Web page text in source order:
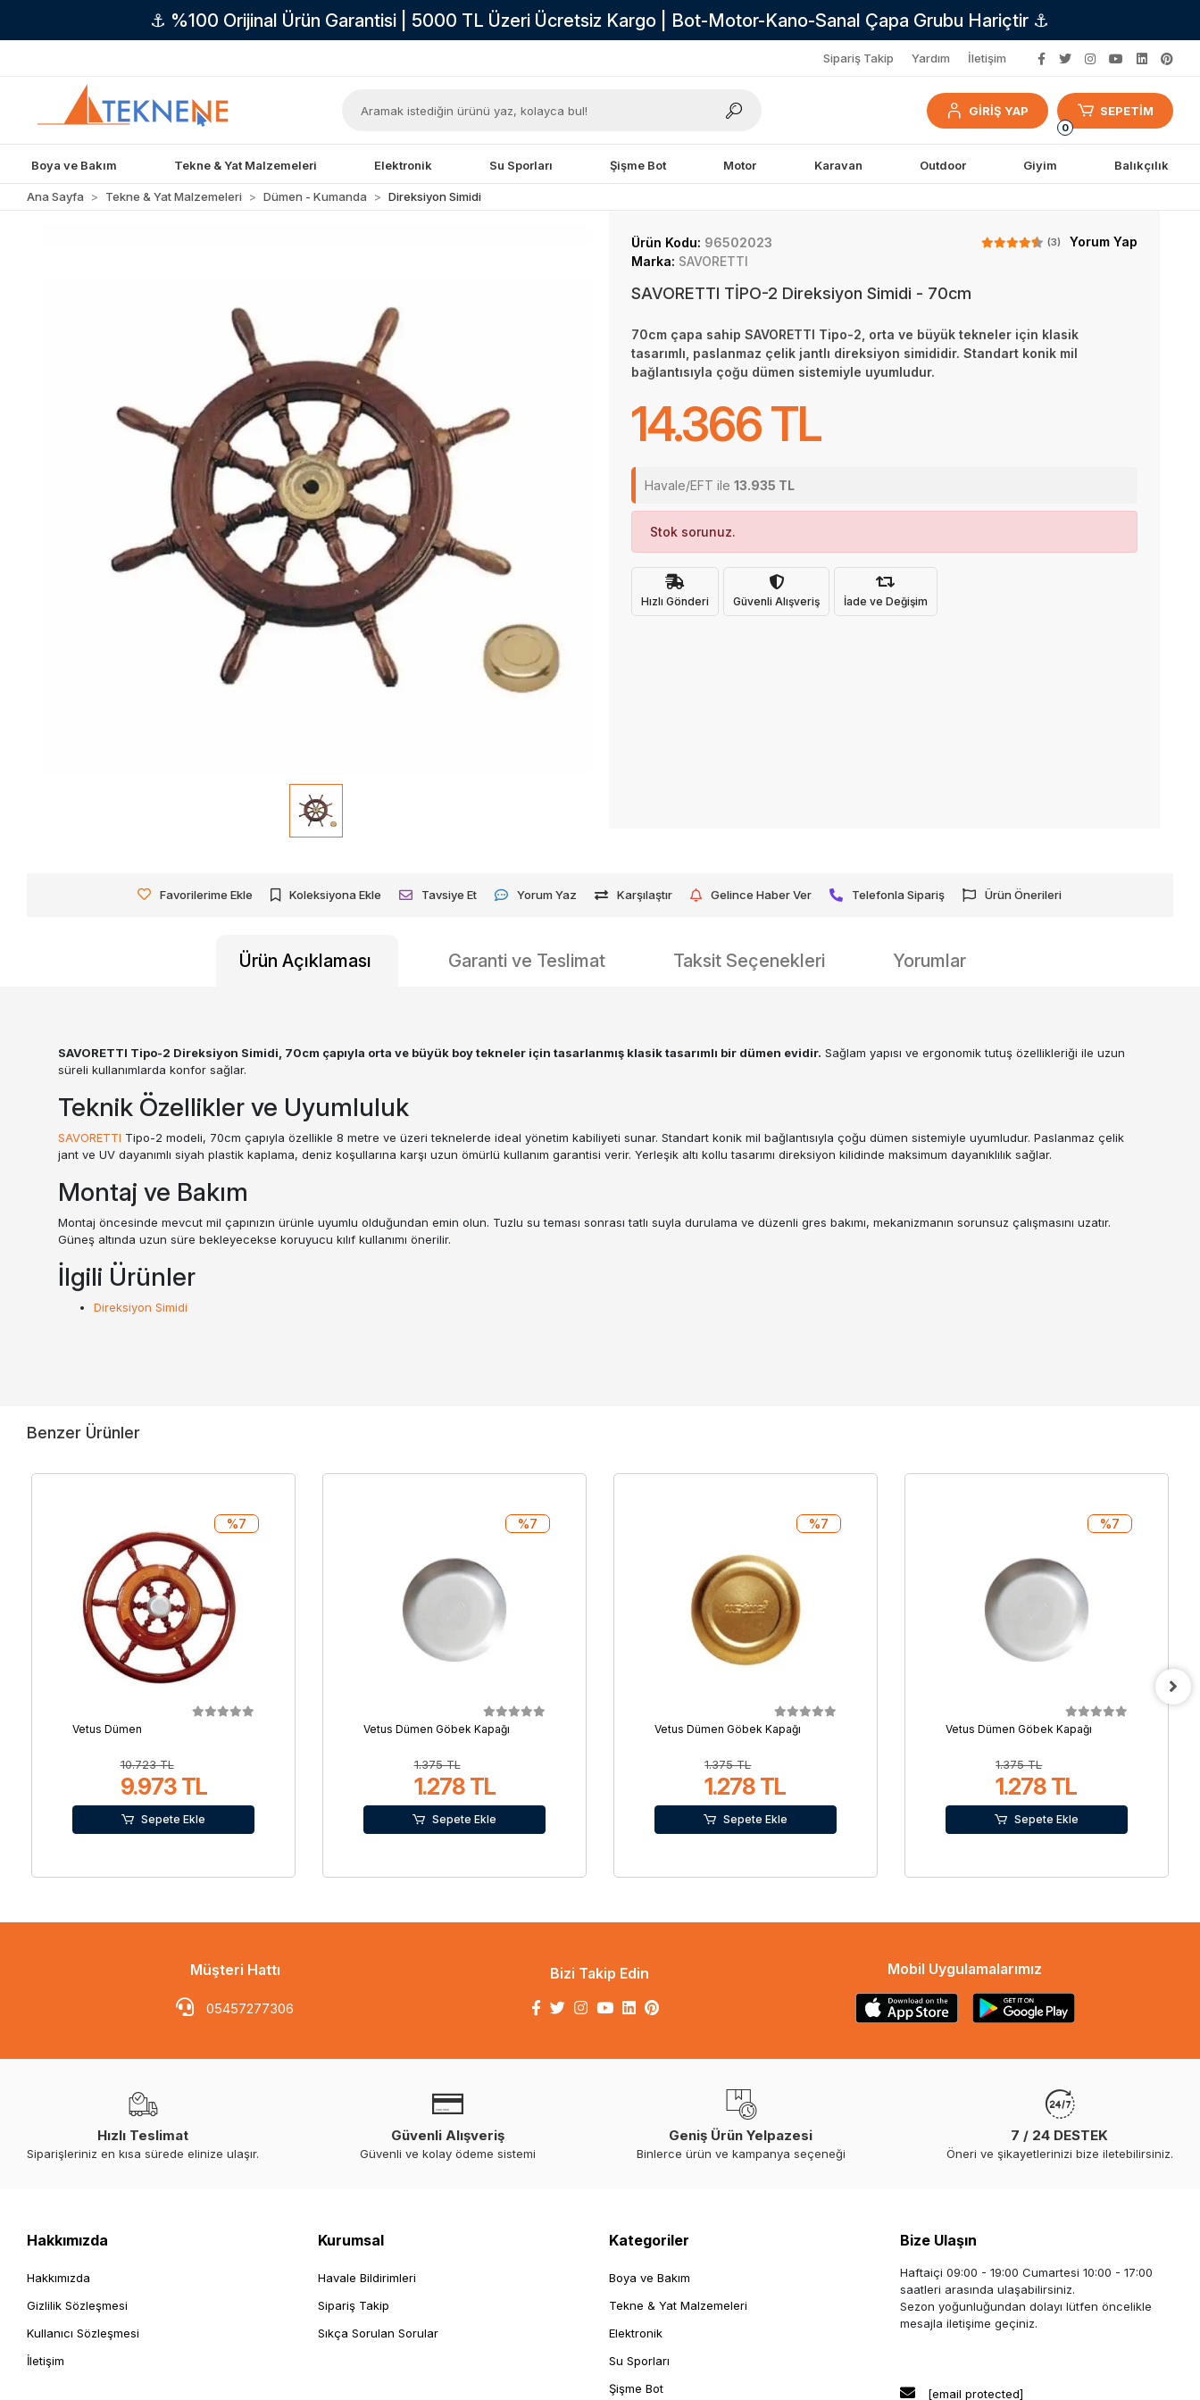
⚓ %100 Orijinal Ürün Garantisi | 5000 TL Üzeri Ücretsiz Kargo | Bot-Motor-Kano-Sanal Çapa Grubu Hariçtir ⚓
Sipariş Takip Yardım İletişim
GİRİŞ YAP
0
SEPETİM
Boya ve Bakım Tekne & Yat Malzemeleri Elektronik Su Sporları Şişme Bot Motor Karavan Outdoor Giyim Balıkçılık
Ana Sayfa Tekne & Yat Malzemeleri Dümen - Kumanda Direksiyon Simidi
Ürün Kodu: 96502023 (3)
Yorum Yap
Marka: SAVORETTI
SAVORETTI TİPO-2 Direksiyon Simidi - 70cm
70cm çapa sahip SAVORETTI Tipo-2, orta ve büyük tekneler için klasik
tasarımlı, paslanmaz çelik jantlı direksiyon simididir. Standart konik mil
bağlantısıyla çoğu dümen sistemiyle uyumludur.
14.366 TL
Havale/EFT ile 13.935 TL
Stok sorunuz.
Hızlı Gönderi Güvenli Alışveriş İade ve Değişim
Favorilerime Ekle Koleksiyona Ekle Tavsiye Et Yorum Yaz Karşılaştır Gelince Haber Ver Telefonla Sipariş Ürün Önerileri
Ürün Açıklaması Garanti ve Teslimat Taksit Seçenekleri Yorumlar
SAVORETTI Tipo-2 Direksiyon Simidi, 70cm çapıyla orta ve büyük boy tekneler için tasarlanmış klasik tasarımlı bir dümen evidir. Sağlam yapısı ve ergonomik tutuş özellikleriği ile uzun
süreli kullanımlarda konfor sağlar.
Teknik Özellikler ve Uyumluluk
SAVORETTI Tipo-2 modeli, 70cm çapıyla özellikle 8 metre ve üzeri teknelerde ideal yönetim kabiliyeti sunar. Standart konik mil bağlantısıyla çoğu dümen sistemiyle uyumludur. Paslanmaz çelik
jant ve UV dayanımlı siyah plastik kaplama, deniz koşullarına karşı uzun ömürlü kullanım garantisi verir. Yerleşik altı kollu tasarımı direksiyon kilidinde maksimum dayanıklılık sağlar.
Montaj ve Bakım
Montaj öncesinde mevcut mil çapınızın ürünle uyumlu olduğundan emin olun. Tuzlu su teması sonrası tatlı suyla durulama ve düzenli gres bakımı, mekanizmanın sorunsuz çalışmasını uzatır.
Güneş altında uzun süre bekleyecekse koruyucu kılıf kullanımı önerilir.
İlgili Ürünler
Direksiyon Simidi
Benzer Ürünler
Vetus Dümen
10.723 TL
9.973 TL
%7
Sepete Ekle
Vetus Dümen Göbek Kapağı
1.375 TL
1.278 TL
%7
Sepete Ekle
Vetus Dümen Göbek Kapağı
1.375 TL
1.278 TL
%7
Sepete Ekle
Vetus Dümen Göbek Kapağı
1.375 TL
1.278 TL
%7
Sepete Ekle
Müşteri Hattı
05457277306
Bizi Takip Edin Mobil Uygulamalarımız
Hızlı Teslimat
Siparişleriniz en kısa sürede elinize ulaşır.
Güvenli Alışveriş
Güvenli ve kolay ödeme sistemi
Geniş Ürün Yelpazesi
Binlerce ürün ve kampanya seçeneği
7 / 24 DESTEK
Öneri ve şikayetlerinizi bize iletebilirsiniz.
Hakkımızda
Hakkımızda
Gizlilik Sözleşmesi
Kullanıcı Sözleşmesi
İletişim
Kurumsal
Havale Bildirimleri
Sipariş Takip
Sıkça Sorulan Sorular
Kategoriler
Boya ve Bakım
Tekne & Yat Malzemeleri
Elektronik
Su Sporları
Şişme Bot
Bize Ulaşın
Haftaiçi 09:00 - 19:00 Cumartesi 10:00 - 17:00
saatleri arasında ulaşabilirsiniz.
Sezon yoğunluğundan dolayı lütfen öncelikle
mesajla iletişime geçiniz.
[email protected]